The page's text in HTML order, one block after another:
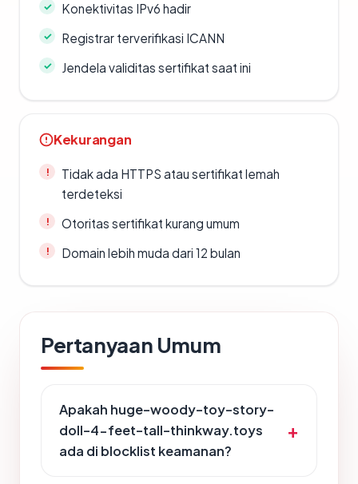
Konektivitas IPv6 hadir
Registrar terverifikasi ICANN
Jendela validitas sertifikat saat ini
Kekurangan
Tidak ada HTTPS atau sertifikat lemah
terdeteksi
Otoritas sertifikat kurang umum
Domain lebih muda dari 12 bulan
Pertanyaan Umum
Apakah huge-woody-toy-story-
doll-4-feet-tall-thinkway.toys
ada di blocklist keamanan?